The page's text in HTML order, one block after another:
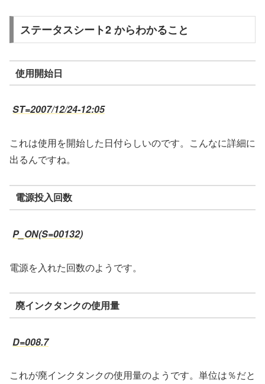
ステータスシート2 からわかること
使用開始日
ST=2007/12/24-12:05
これは使用を開始した日付らしいのです。こんなに詳細に
出るんですね。
電源投入回数
P_ON(S=00132)
電源を入れた回数のようです。
廃インクタンクの使用量
D=008.7
これが廃インクタンクの使用量のようです。単位は％だと